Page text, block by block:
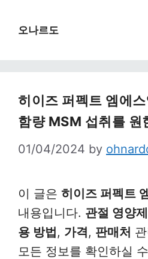
오나르도
히이즈 퍼펙트 엠에
함량 MSM 섭취를 원
01/04/2024 by
이 글은 히이즈 퍼펙트
내용입니다. 관절 영양제
용 방법, 가격, 판매처
모든 정보를 확인하실